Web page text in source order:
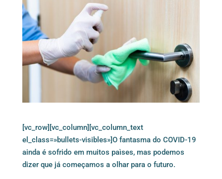
[vc_row][vc_column][vc_column_text
el_class=»bullets-visibles»]O fantasma do COVID-19
ainda é sofrido em muitos paìses, mas podemos
dizer que já começamos a olhar para o futuro.